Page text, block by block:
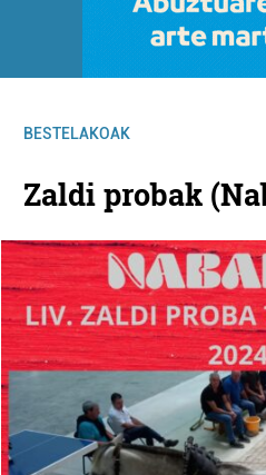
BESTELAKOAK
Zaldi probak